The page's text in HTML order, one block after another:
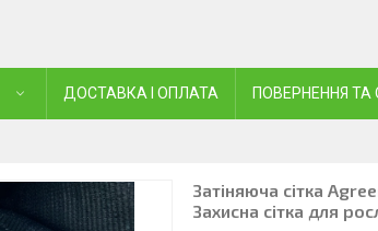
ДОСТАВКА І ОПЛАТА ПОВЕРНЕННЯ ТА
Затіняюча сітка
Захисна сітка для